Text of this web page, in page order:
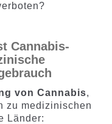
Cannabis-
von Cannabis,
zu medizinischen
Länder: